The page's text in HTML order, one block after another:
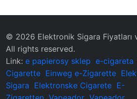
© 2026 Elektronik Sigara Fiyatları
All rights reserved.
Link: e papierosy sklep e-cigareta
Cigarette Einweg e-Zigarette
Sigara Elektronske Cigarete E-